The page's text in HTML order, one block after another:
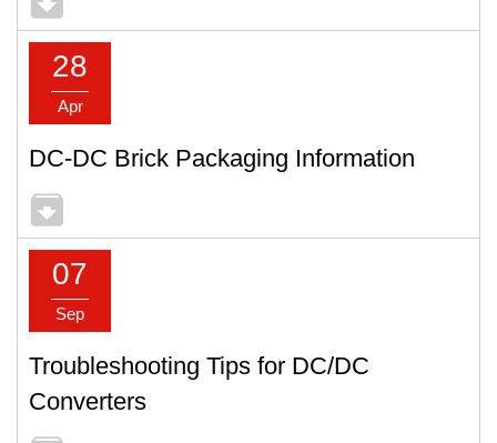
28
Apr
DC-DC Brick Packaging Information
07
Sep
Troubleshooting Tips for DC/DC
Converters